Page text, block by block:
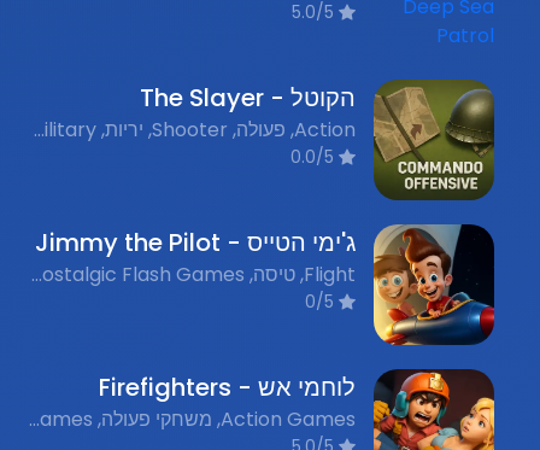
הקוטל - The Slayer
Action, פעולה, Shooter, יריות, Military, צבאי, Nostalgic Flash Games, משחקי פלאש נוסטלגים
ג'ימי הטייס - Jimmy the Pilot
Flight, טיסה, Nostalgic Flash Games, משחקי פלאש נוסטלגים, Action, אקשן
לוחמי אש - Firefighters
Action Games, משחקי פעולה, Nostalgic Flash Games, משחקי פלאש נוסטלגים, Firefighting, לוחמי אש